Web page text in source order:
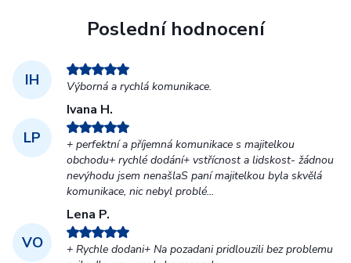
Poslední hodnocení
IH Výborná a rychlá komunikace.
Ivana H.
LP
+ perfektní a příjemná komunikace s majitelkou
obchodu+ rychlé dodání+ vstřícnost a lidskost- žádnou
nevýhodu jsem nenašlaS paní majitelkou byla skvělá
komunikace, nic nebyl problé...
Lena P.
VO
+ Rychle dodani+ Na pozadani pridlouzili bez problemu